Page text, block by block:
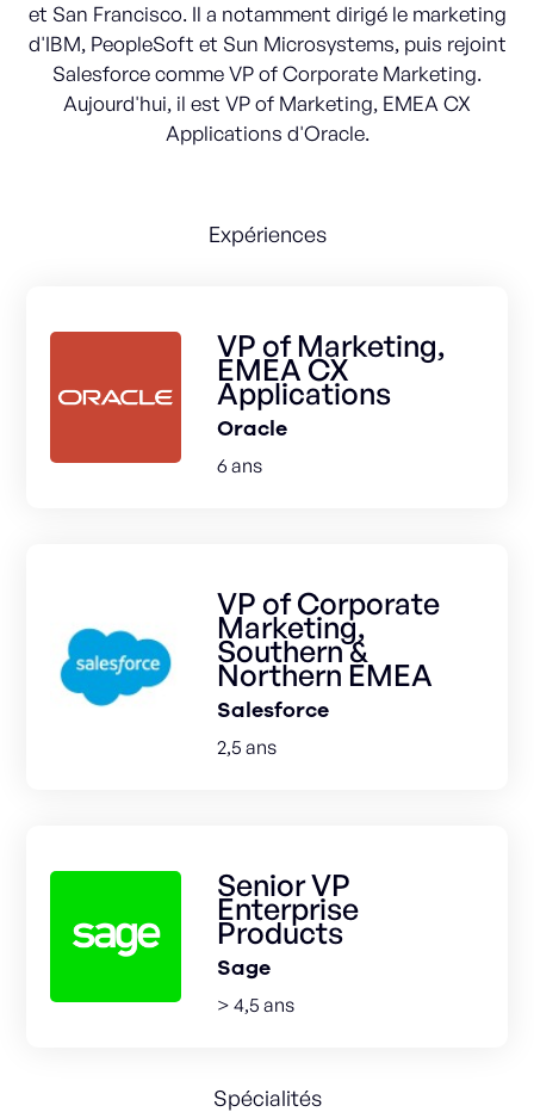
et San Francisco. Il a notamment dirigé le marketing
d'IBM, PeopleSoft et Sun Microsystems, puis rejoint
Salesforce comme VP of Corporate Marketing.
Aujourd'hui, il est VP of Marketing, EMEA CX
Applications d'Oracle.
Expériences
VP of Marketing,
EMEA CX
Applications
Oracle
6 ans
VP of Corporate
Marketing,
Southern &
Northern EMEA
Salesforce
2,5 ans
Senior VP
Enterprise
Products
Sage
> 4,5 ans
Spécialités